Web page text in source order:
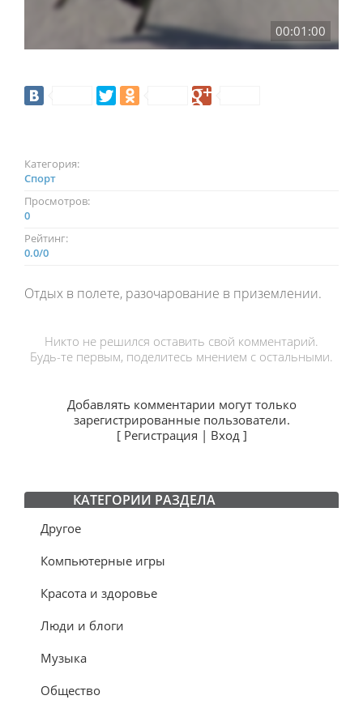
00:01:00
Категория:
Спорт
Просмотров:
0
Рейтинг:
0.0/0
Отдых в полете, разочарование в приземлении.
Никто не решился оставить свой комментарий.
Будь-те первым, поделитесь мнением с остальными.
Добавлять комментарии могут только
зарегистрированные пользователи.
[ Регистрация | Вход]
КАТЕГОРИИ РАЗДЕЛА
Другое
Компьютерные игры
Красота и здоровье
Люди и блоги
Музыка
Общество